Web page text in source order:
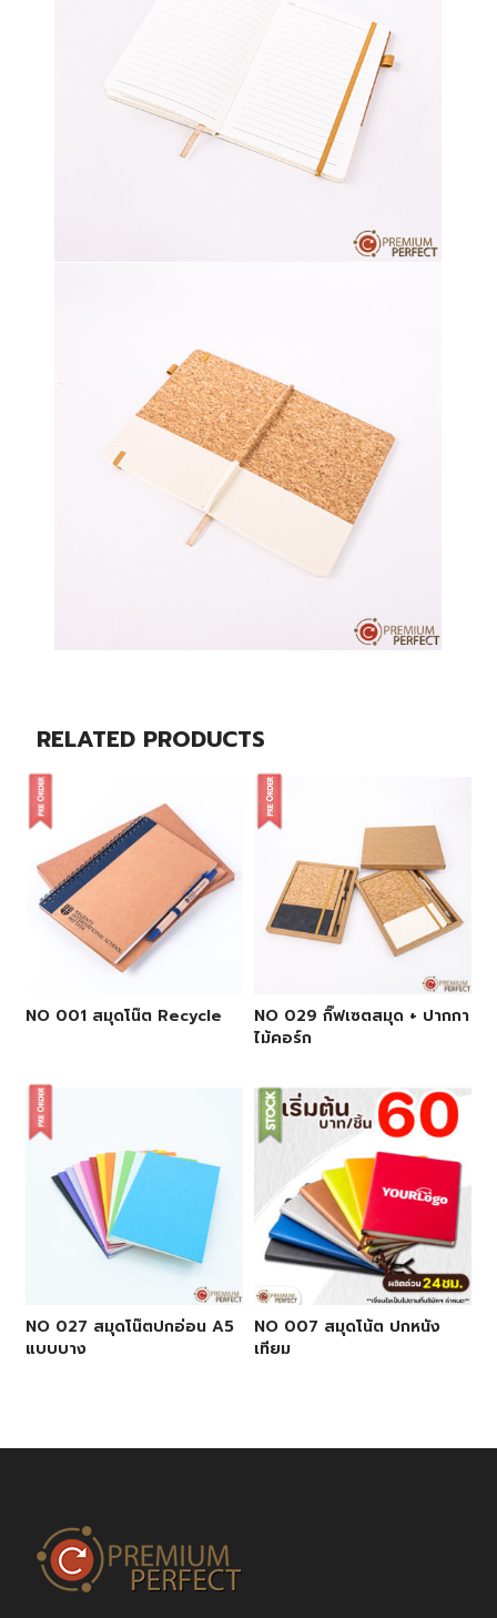
RELATED PRODUCTS
NO 001 สมุดโน๊ต Recycle
NO 029 กิ๊ฟเซตสมุด + ปากกา
ไม้คอร์ก
NO 027 สมุดโน๊ตปกอ่อน A5
แบบบาง
NO 007 สมุดโน้ต ปกหนัง
เทียม